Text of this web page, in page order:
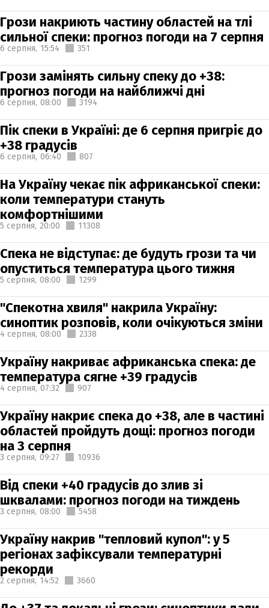
Грози накриють частину областей на тлі
сильної спеки: прогноз погоди на 7 серпня
6 серпня, 15:54 351
Грози замінять сильну спеку до +38:
прогноз погоди на найближчі дні
6 серпня, 08:00 3194
Пік спеки в Україні: де 6 серпня пригріє до
+38 градусів
6 серпня, 06:40 807
На Україну чекає пік африканської спеки:
коли температури стануть
комфортнішими
5 серпня, 20:00 11308
Спека не відступає: де будуть грози та чи
опуститься температура цього тижня
5 серпня, 08:00 1299
"Спекотна хвиля" накрила Україну:
синоптик розповів, коли очікуються зміни
4 серпня, 08:00 2338
Україну накриває африканська спека: де
температура сягне +39 градусів
4 серпня, 07:32 907
Україну накриє спека до +38, але в частині
областей пройдуть дощі: прогноз погоди
на 3 серпня
3 серпня, 09:27 10936
Від спеки +40 градусів до злив зі
шквалами: прогноз погоди на тиждень
3 серпня, 08:00 5458
Україну накрив "тепловий купол": у 5
регіонах зафіксували температурні
рекорди
2 серпня, 14:52 3660